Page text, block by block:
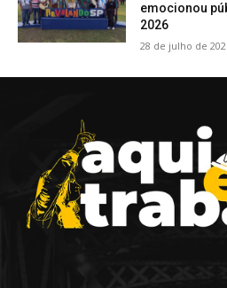
emocionou
2026
28 de julho de